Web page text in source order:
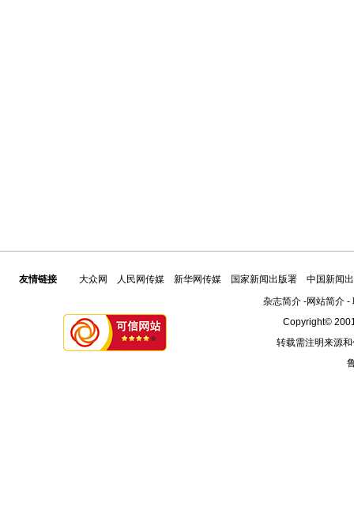
友情链接 大众网 人民网传媒 新华网传媒 国家新闻出版署
中国新闻
杂志简介-网站简介-
Copyright©
转载需注明来源